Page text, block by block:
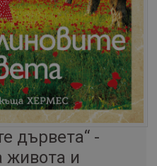
дървета“ -
живота и